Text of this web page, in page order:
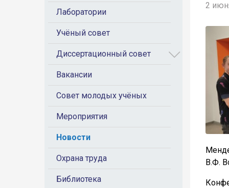
Лаборатории
Учёный совет
Диссертационный совет
Вакансии
Совет молодых учёных
Мероприятия
Новости
Охрана труда
Библиотека
2
В.Ф.